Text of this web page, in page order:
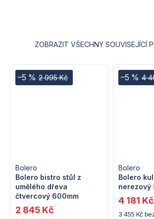
Bolero bistro stůl z
umělého dřeva
čtvercový 600mm
Bolero
2 845 Kč
2 995 Kč
–5 %
Bolero
nerezový
Bolero
3 455 Kč
4 181 Kč
4
–5 %
ZOBRAZIT VŠECHNY SOUVISEJÍCÍ